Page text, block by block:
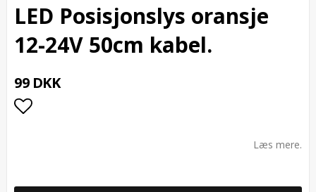
LED Posisjonslys oransje
12-24V 50cm kabel.
99 DKK
Læs mere.